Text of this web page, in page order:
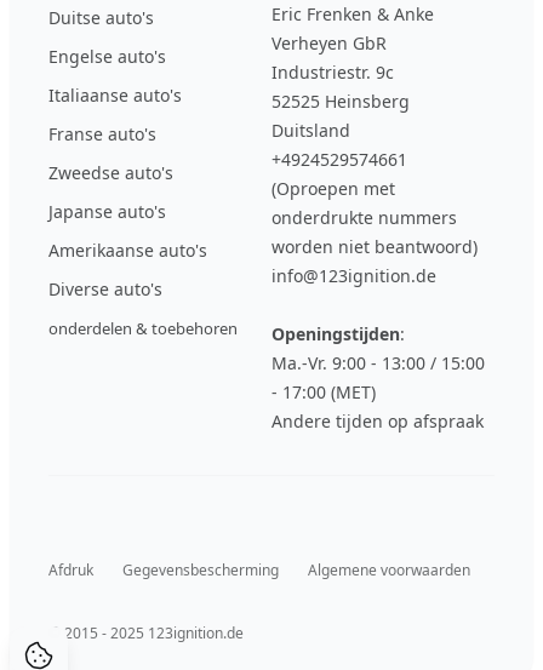
Duitse auto's
Engelse auto's
Italiaanse auto's
Franse auto's
Zweedse auto's
Japanse auto's
Amerikaanse auto's
Diverse auto's
onderdelen & toebehoren
Eric Frenken & Anke
Verheyen GbR
Industriestr. 9c
52525 Heinsberg
Duitsland
+4924529574661
(Oproepen met
onderdrukte nummers
worden niet beantwoord)
info@123ignition.de
Openingstijden:
Ma.-Vr. 9:00 - 13:00 / 15:00
- 17:00 (MET)
Andere tijden op afspraak
Afdruk Gegevensbescherming Algemene voorwaarden
© 2015 - 2025 123ignition.de